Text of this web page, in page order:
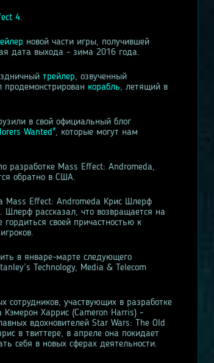
4.
новой части игры, получившей
дата выхода - зима 2016 года.
трейлер, озвученный
корабль, летящий в
в свой официальный блог
Wanted", которые могут нам
разработке Mass Effect: Andromeda,
обратно в США.
Mass Effect: Andromeda Крис Шлерф
Шлерф рассказал, что возвращается на
своей причастностью к
в январе-марте следующего
Technology, Media & Telecom
сотрудников, участвующих в разработке
Харрис (Cameron Harris) -
вдохновителей Star Wars: The Old
в твиттере, в апреле она покидает
себя в новых сферах деятельности.